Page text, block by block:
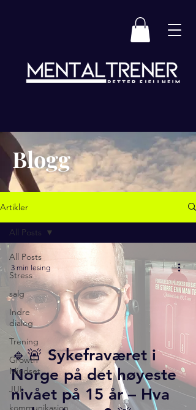
Blogg
Artikler
All Posts
Stress
salg
Indre
dialog
Trening
Growth
Mindset
JUL
kommunikasjon
All Posts
🔹🚨 Sykefraværet i
Norge på det høyeste
nivået på 15 år – Hva
3 min lesing